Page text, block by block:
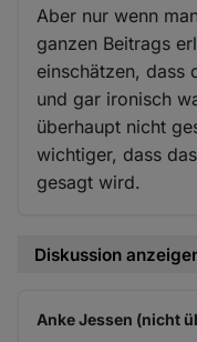
Aber nur wenn
ganzen Beitrags
einschätzen, dass
und gar ironisch
überhaupt nicht
wichtiger, dass
gesagt wird.
Diskussion
Anke Jessen (nicht